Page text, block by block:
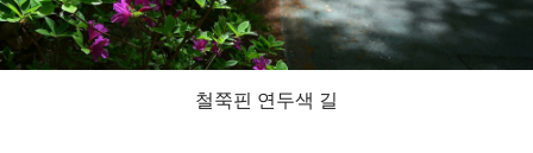
철쭉핀 연두색 길